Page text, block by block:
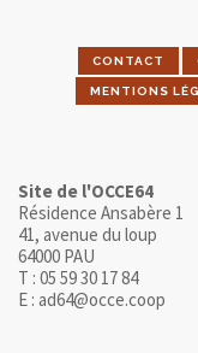
CONTACT
MENTIONS
Site de l'OCCE64
Résidence Ansabère 1
41, avenue du loup
64000 PAU
T : 05 59 30 17 84
E : ad64@occe.coop